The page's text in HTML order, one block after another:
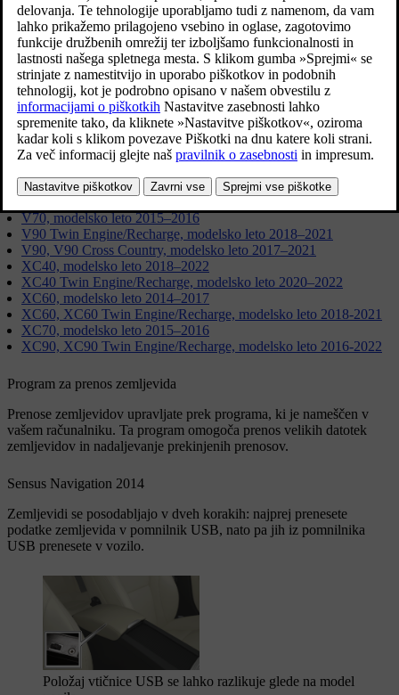
S60, modelsko leto 2014–2018
S60, modelsko leto 2019–2022
S60 Cross Country, modelsko leto 2016–2018
S60 Twin Engine/Recharge, modelsko leto 2020–2022
S80, modelsko leto 2015–2016
S90, modelsko leto 2017–2021
S90 Twin Engine/Recharge, modelsko leto 2018–2021
V40, V40 Cross Country, modelsko leto 2015–2019
V60, V60 Twin Engine/Recharge, modelsko leto 2014–2018
V60, V60 Cross Country, V60 Twin Engine/Recharge, modelsko
V70, modelsko leto 2015–2016
V90 Twin Engine/Recharge, modelsko leto 2018–2021
V90, V90 Cross Country, modelsko leto 2017–2021
XC40, modelsko leto 2018–2022
XC40 Twin Engine/Recharge, modelsko leto 2020–2022
XC60, modelsko leto 2014–2017
XC60, XC60 Twin Engine/Recharge, modelsko leto 2018-2021
XC70, modelsko leto 2015–2016
XC90, XC90 Twin Engine/Recharge, modelsko leto 2016-2022
Program za prenos zemljevida
Prenose zemljevidov upravljate prek programa, ki je nameščen v
vašem računalniku. Ta program omogoča prenos velikih datotek
zemljevidov in nadaljevanje prekinjenih prenosov.
Sensus Navigation 2014
Zemljevidi se posodabljajo v dveh korakih: najprej prenesete
podatke zemljevida v pomnilnik USB, nato pa jih iz pomnilnika
USB prenesete v vozilo.
Položaj vtičnice USB se lahko razlikuje glede na model